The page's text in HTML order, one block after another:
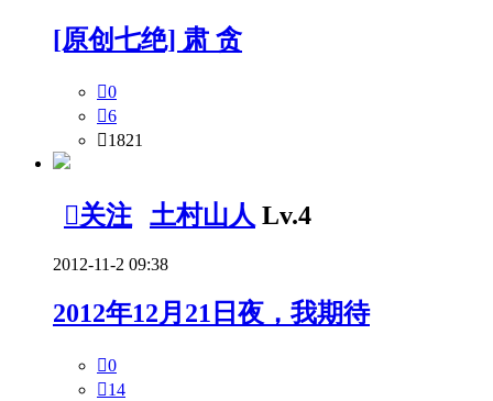
[原创七绝] 肃 贪
0
6
1821
关注 土村山人 Lv.4
2012-11-2 09:38
2012年12月21日夜，我期待
0
14